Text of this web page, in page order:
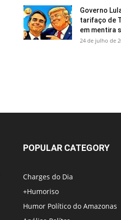
Governo
tarifaço de
em mentira
24 de julho de
POPULAR CATEGORY
Charges do Dia
+Humoriso
Humor Político do Amazonas